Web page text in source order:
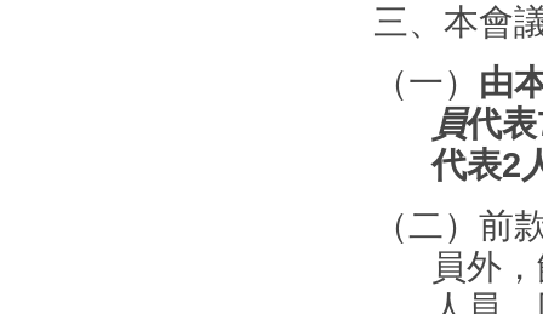
三、本會
（一） 由
員代表
代表2
（二）前
員外